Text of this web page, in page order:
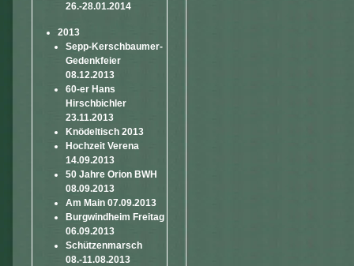
26.-28.01.2014
2013
Sepp-Kerschbaumer-
Gedenkfeier
08.12.2013
60-er Hans
Hirschbichler
23.11.2013
Knödeltisch 2013
Hochzeit Verena
14.09.2013
50 Jahre Orion BWH
08.09.2013
Am Main 07.09.2013
Burgwindheim Freitag
06.09.2013
Schützenmarsch
08.-11.08.2013